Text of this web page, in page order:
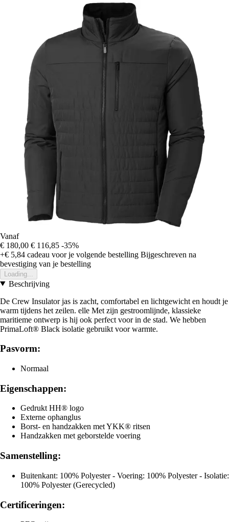
Vanaf
€ 180,00 € 116,85 -35%
+€ 5,84 cadeau voor je volgende bestelling Bijgeschreven na
bevestiging van je bestelling
Loading...
Beschrijving
De Crew Insulator jas is zacht, comfortabel en lichtgewicht en houdt je
warm tijdens het zeilen. elle Met zijn gestroomlijnde, klassieke
maritieme ontwerp is hij ook perfect voor in de stad. We hebben
PrimaLoft® Black isolatie gebruikt voor warmte.
Pasvorm:
Normaal
Eigenschappen:
Gedrukt HH® logo
Externe ophanglus
Borst- en handzakken met YKK® ritsen
Handzakken met geborstelde voering
Samenstelling:
Buitenkant: 100% Polyester - Voering: 100% Polyester - Isolatie:
100% Polyester (Gerecycled)
Certificeringen: